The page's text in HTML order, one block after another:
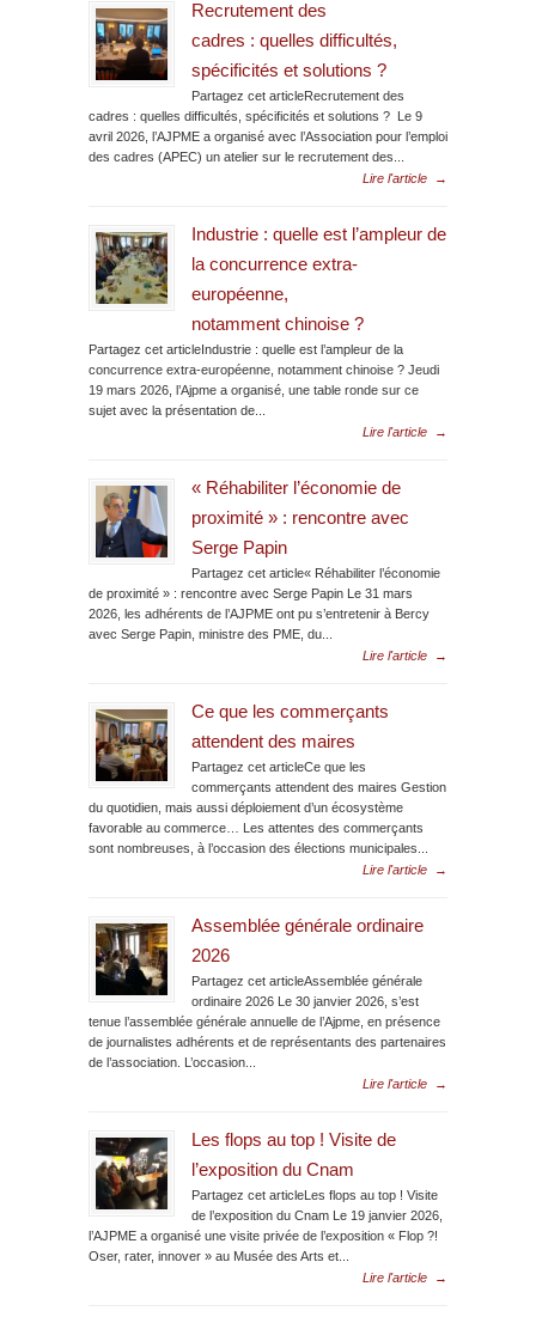
Recrutement des
cadres : quelles difficultés,
spécificités et solutions ?
Partagez cet articleRecrutement des
cadres : quelles difficultés, spécificités et solutions ? Le 9
avril 2026, l’AJPME a organisé avec l’Association pour l’emploi
des cadres (APEC) un atelier sur le recrutement des...
Lire l'article
→
Industrie : quelle est l’ampleur de
la concurrence extra-
européenne,
notamment chinoise ?
Partagez cet articleIndustrie : quelle est l’ampleur de la
concurrence extra-européenne, notamment chinoise ? Jeudi
19 mars 2026, l’Ajpme a organisé, une table ronde sur ce
sujet avec la présentation de...
Lire l'article
→
« Réhabiliter l’économie de
proximité » : rencontre avec
Serge Papin
Partagez cet article« Réhabiliter l’économie
de proximité » : rencontre avec Serge Papin Le 31 mars
2026, les adhérents de l’AJPME ont pu s’entretenir à Bercy
avec Serge Papin, ministre des PME, du...
Lire l'article
→
Ce que les commerçants
attendent des maires
Partagez cet articleCe que les
commerçants attendent des maires Gestion
du quotidien, mais aussi déploiement d’un écosystème
favorable au commerce… Les attentes des commerçants
sont nombreuses, à l’occasion des élections municipales...
Lire l'article
→
Assemblée générale ordinaire
2026
Partagez cet articleAssemblée générale
ordinaire 2026 Le 30 janvier 2026, s’est
tenue l’assemblée générale annuelle de l’Ajpme, en présence
de journalistes adhérents et de représentants des partenaires
de l’association. L’occasion...
Lire l'article
→
Les flops au top ! Visite de
l’exposition du Cnam
Partagez cet articleLes flops au top ! Visite
de l’exposition du Cnam Le 19 janvier 2026,
l’AJPME a organisé une visite privée de l’exposition « Flop ?!
Oser, rater, innover » au Musée des Arts et...
Lire l'article
→